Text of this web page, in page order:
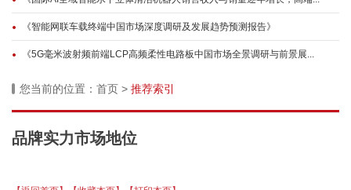
《智能网联车载终端中国市场深度调研及发展趋势预测报告》
《5G毫米波射频前端LCP高频柔性电路板中国市场全景调研与前景展...
您当前的位置： 首页 > 推荐索引
品牌实力市场地位